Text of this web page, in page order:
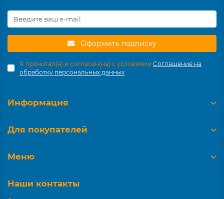
Оформить подписку
Я прочитал(а) и согласен(на) с условиями Соглашение на
обработку персональных данных
Информация
Для покупателей
Меню
Наши контакты